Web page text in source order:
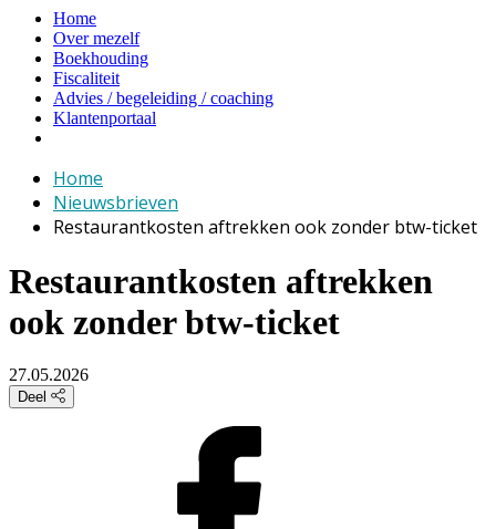
Home
Over mezelf
Boekhouding
Fiscaliteit
Advies / begeleiding / coaching
Klantenportaal
Home
Nieuwsbrieven
Restaurantkosten aftrekken ook zonder btw-ticket
Restaurantkosten aftrekken
ook zonder btw-ticket
27.05.2026
Deel